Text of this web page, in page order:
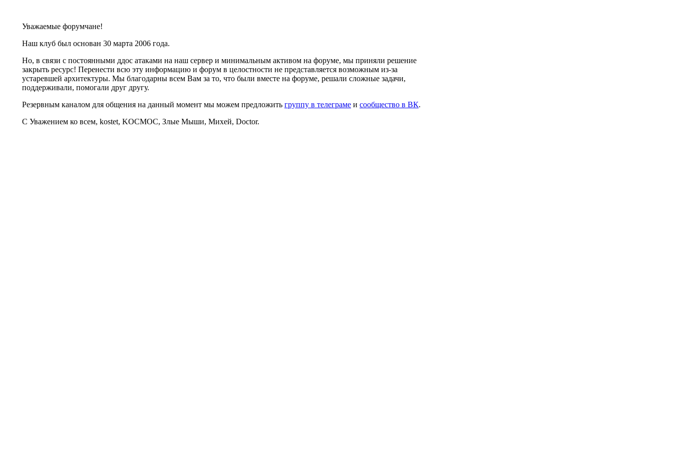
Уважаемые форумчане!
Наш клуб был основан 30 марта 2006 года.
Но, в связи с постоянными ддос атаками на наш сервер и минимальным активом на форуме, мы приняли решение
закрыть ресурс! Перенести всю эту информацию и форум в целостности не представляется возможным из-за
устаревшей архитектуры. Мы благодарны всем Вам за то, что были вместе на форуме, решали сложные задачи,
поддерживали, помогали друг другу.
Резервным каналом для общения на данный момент мы можем предложить группу в телеграме и сообщество в ВК.
С Уважением ко всем, kostet, KOCMOC, Злые Мыши, Михей, Doctor.